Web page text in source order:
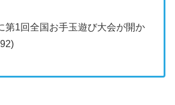
第1回全国お手玉遊び大会が開か